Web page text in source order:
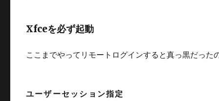
Xfceを必ず起動
ここまでやってリモートログインすると真っ黒だった
ユーザーセッション指定